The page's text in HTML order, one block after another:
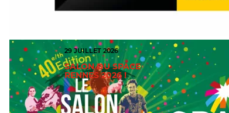
29 JUILLET 2026
SALON DU SPACE
RENNES 2026 !